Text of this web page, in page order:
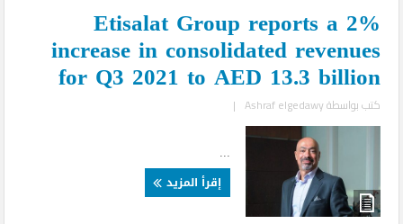
Etisalat Group reports a 2%
increase in consolidated revenues
for Q3 2021 to AED 13.3 billion
كتب بواسطةAshraf elgedawy
|
إقرأ المزيد